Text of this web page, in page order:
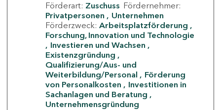
Förderart: Zuschuss Fördernehmer:
Privatpersonen
Unternehmen
Förderzweck: Arbeitsplatzförderung
Forschung, Innovation und Technologie
Investieren und Wachsen
Existenzgründung
Qualifizierung/Aus- und
Weiterbildung/Personal
Förderung
von Personalkosten
Investitionen in
Sachanlagen und Beratung
Unternehmensgründung